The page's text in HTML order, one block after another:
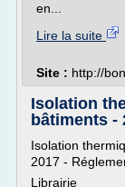
en...
Lire la suite
Site : http://
Isolation
bâtiments -
Isolation
2017 -
Librairie